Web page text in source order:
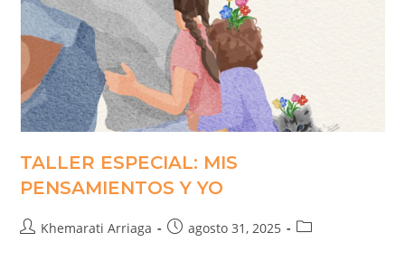
TALLER ESPECIAL: MIS
PENSAMIENTOS Y YO
Khemarati Arriaga agosto 31, 2025